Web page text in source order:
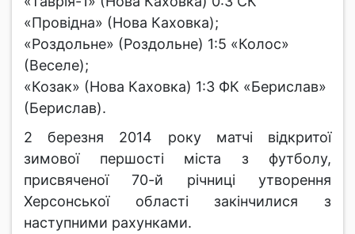
«Провідна» (Нова Каховка);
«Роздольне» (Роздольне) 1:5 «Колос»
(Веселе);
«Козак» (Нова Каховка) 1:3 ФК «Берислав»
(Берислав).
2 березня 2014 року матчі відкритої
зимової першості міста з футболу,
присвяченої 70-й річниці утворення
Херсонської області закінчилися з
наступними рахунками.